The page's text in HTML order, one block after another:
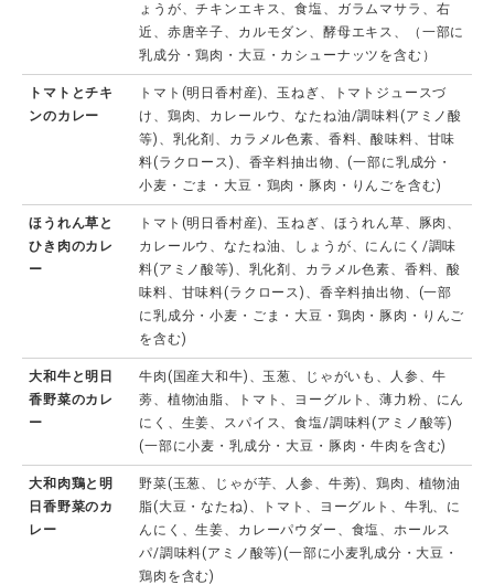
ょうが、チキンエキス、食塩、ガラムマサラ、右
近、赤唐辛子、カルモダン、酵母エキス、（一部に
乳成分・鶏肉・大豆・カシューナッツを含む）
トマトとチキ
ンのカレー
トマト(明日香村産)、玉ねぎ、トマトジュースづ
け、鶏肉、カレールウ、なたね油/調味料(アミノ酸
等)、乳化剤、カラメル色素、香料、酸味料、甘味
料(ラクロース)、香辛料抽出物、(一部に乳成分・
小麦・ごま・大豆・鶏肉・豚肉・りんごを含む)
ほうれん草と
ひき肉のカレ
ー
トマト(明日香村産)、玉ねぎ、ほうれん草、豚肉、
カレールウ、なたね油、しょうが、にんにく/調味
料(アミノ酸等)、乳化剤、カラメル色素、香料、酸
味料、甘味料(ラクロース)、香辛料抽出物、(一部
に乳成分・小麦・ごま・大豆・鶏肉・豚肉・りんご
を含む)
大和牛と明日
香野菜のカレ
ー
牛肉(国産大和牛)、玉葱、じゃがいも、人参、牛
蒡、植物油脂、トマト、ヨーグルト、薄力粉、にん
にく、生姜、スパイス、食塩/調味料(アミノ酸等)
(一部に小麦・乳成分・大豆・豚肉・牛肉を含む)
大和肉鶏と明
日香野菜のカ
レー
野菜(玉葱、じゃが芋、人参、牛蒡)、鶏肉、植物油
脂(大豆・なたね)、トマト、ヨーグルト、牛乳、に
んにく、生姜、カレーパウダー、食塩、ホールス
パ/調味料(アミノ酸等)(一部に小麦乳成分・大豆・
鶏肉を含む)